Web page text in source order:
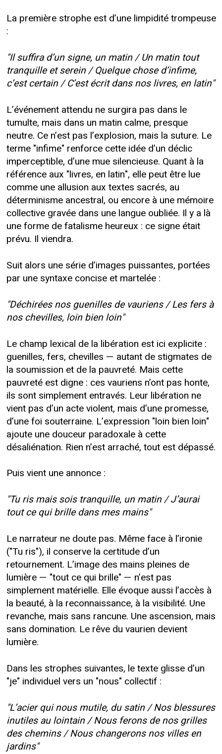
La première strophe est d’une limpidité trompeuse
:
"Il suffira d’un signe, un matin / Un matin tout
tranquille et serein / Quelque chose d’infime,
c’est certain / C’est écrit dans nos livres, en latin"
L’événement attendu ne surgira pas dans le
tumulte, mais dans un matin calme, presque
neutre. Ce n’est pas l’explosion, mais la suture. Le
terme "infime" renforce cette idée d’un déclic
imperceptible, d’une mue silencieuse. Quant à la
référence aux "livres, en latin", elle peut être lue
comme une allusion aux textes sacrés, au
déterminisme ancestral, ou encore à une mémoire
collective gravée dans une langue oubliée. Il y a là
une forme de fatalisme heureux : ce signe était
prévu. Il viendra.
Suit alors une série d’images puissantes, portées
par une syntaxe concise et martelée :
"Déchirées nos guenilles de vauriens / Les fers à
nos chevilles, loin bien loin"
Le champ lexical de la libération est ici explicite :
guenilles, fers, chevilles — autant de stigmates de
la soumission et de la pauvreté. Mais cette
pauvreté est digne : ces vauriens n’ont pas honte,
ils sont simplement entravés. Leur libération ne
vient pas d’un acte violent, mais d’une promesse,
d’une foi souterraine. L’expression "loin bien loin"
ajoute une douceur paradoxale à cette
désaliénation. Rien n’est arraché, tout est dépassé.
Puis vient une annonce :
"Tu ris mais sois tranquille, un matin / J’aurai
tout ce qui brille dans mes mains"
Le narrateur ne doute pas. Même face à l’ironie
("Tu ris"), il conserve la certitude d’un
retournement. L’image des mains pleines de
lumière — "tout ce qui brille" — n’est pas
simplement matérielle. Elle évoque aussi l’accès à
la beauté, à la reconnaissance, à la visibilité. Une
revanche, mais sans rancune. Une ascension, mais
sans domination. Le rêve du vaurien devient
lumière.
Dans les strophes suivantes, le texte glisse d’un
"je" individuel vers un "nous" collectif :
"L’acier qui nous mutile, du satin / Nos blessures
inutiles au lointain / Nous ferons de nos grilles
des chemins / Nous changerons nos villes en
jardins"